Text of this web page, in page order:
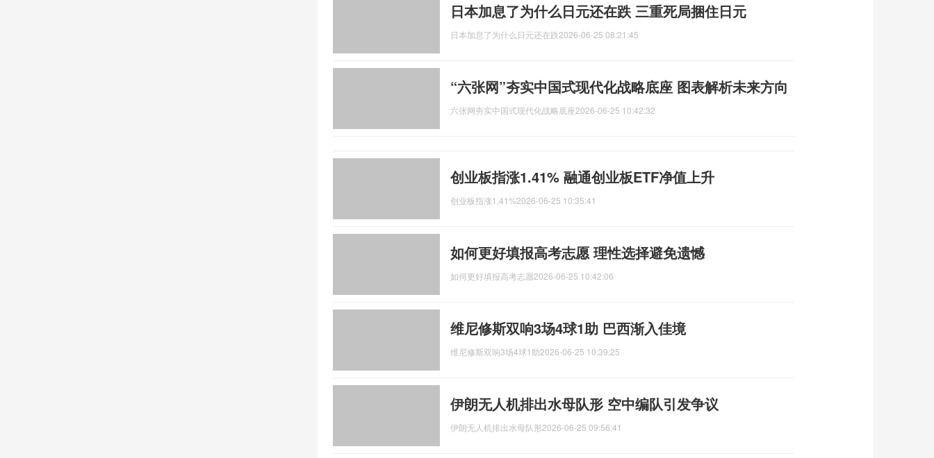
日本加息了为什么日元还在跌 三重死局捆住日元
日本加息了为什么日元还在跌2026-06-25 08:21:45
“六张网”夯实中国式现代化战略底座 图表解析未来方向
六张网夯实中国式现代化战略底座2026-06-25 10:42:32
创业板指涨1.41% 融通创业板ETF净值上升
创业板指涨1,41%2026-06-25 10:35:41
如何更好填报高考志愿 理性选择避免遗憾
如何更好填报高考志愿2026-06-25 10:42:06
维尼修斯双响3场4球1助 巴西渐入佳境
维尼修斯双响3场4球1助2026-06-25 10:39:25
伊朗无人机排出水母队形 空中编队引发争议
伊朗无人机排出水母队形2026-06-25 09:56:41